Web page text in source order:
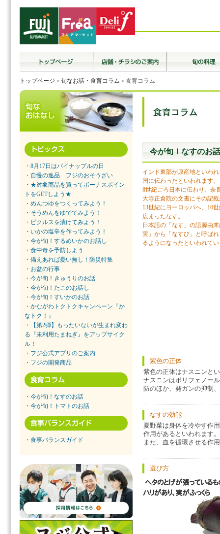
トップページ ＞ 旬なお話・食育コラム ＞食育コラム
今が旬！なすのお話
インド東部が原産地といわ
国に伝わったといわれます。
8世紀ごろ日本に伝わり、奈
大寺正倉院の文書にその記
13世紀にヨーロッパへ、16
広まったなす。
日本語の「なす」の語源由
実」から「なすび」と呼ば
るようになったといわれて
紫色の正体
紫色の正体はナスニンと
ナスニンはポリフェノー
防のほか、発ガンの抑制
なすの効能
夏野菜は身体を冷やす作
作用があるといわれます。
また、血を循環させる作
選び方
・8月17日はパイナップルの日
・自慢の逸品 フジのおそうざい
・★対象商品を買ってボーナスポイン
トをGETしよう★
・めんつゆをつくってみよう！
・そうめんをゆでてみよう！
・ピクルスを漬けてみよう！
・いかの塩辛を作ってみよう！
・今が旬！するめいかのお話し
・食中毒を予防しよう
・備えあれば憂い無し！防災特集
・お盆の行事
・今が旬！きゅうりのお話
・今が旬！たこのお話し
・今が旬！すいかのお話
・かながわトクトクキャンペーン『か
なトク！』
・【第2弾】もったいないが生まれ変わ
る『未利用たまねぎ』をアップサイク
ル！
・フジ公式アプリのご案内
・フジの開発商品
・今が旬！なすのお話
・今が旬！トマトのお話
・食事バランスガイド